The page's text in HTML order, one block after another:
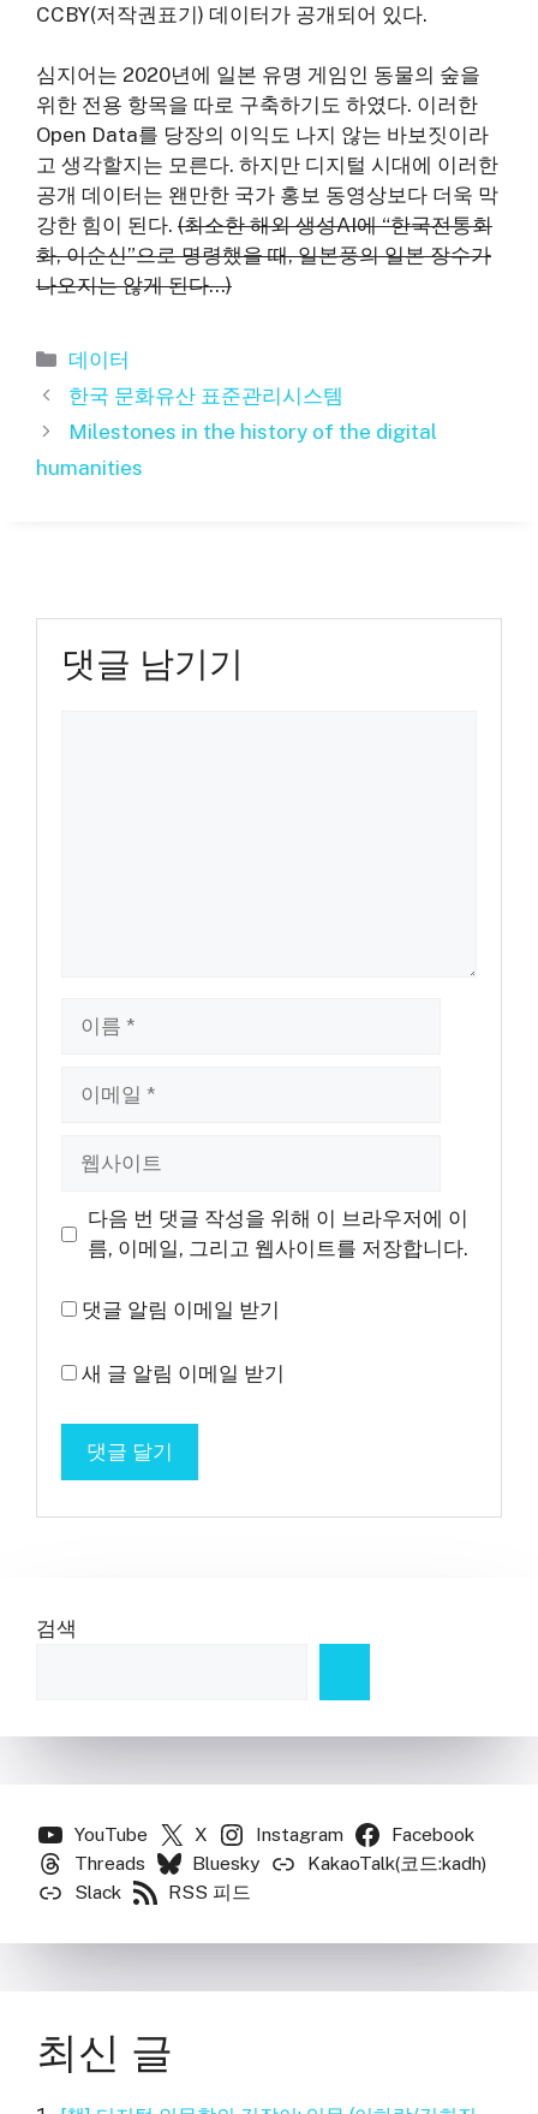
CCBY(저작권표기) 데이터가 공개되어 있다.
심지어는 2020년에 일본 유명 게임인 동물의 숲을
위한 전용 항목을 따로 구축하기도 하였다. 이러한
Open Data를 당장의 이익도 나지 않는 바보짓이라
고 생각할지는 모른다. 하지만 디지털 시대에 이러한
공개 데이터는 왠만한 국가 홍보 동영상보다 더욱 막
강한 힘이 된다. (최소한 해외 생성AI에 “한국전통회
화, 이순신”으로 명령했을 때, 일본풍의 일본 장수가
나오지는 않게 된다…)
카
테
리
데이터
한국 문화유산 표준관리시스템
Milestones in the history of the digital
humanities
댓글 남기기
트
다음 번 댓글 작성을 위해 이 브라우저에 이
름, 이메일, 그리고 웹사이트를 저장합니다.
댓글 알림 이메일 받기
새 글 알림 이메일 받기
검색
YouTube X Instagram
Facebook
Threads
Bluesky
KakaoTalk(코드:kadh)
Slack
RSS 피드
최신 글